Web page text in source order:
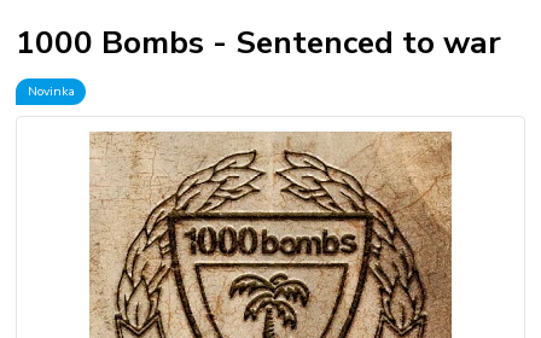
1000 Bombs - Sentenced to war
Novinka